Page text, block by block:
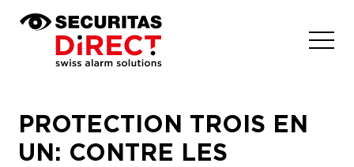
PROTECTION TROIS EN
UN: CONTRE LES